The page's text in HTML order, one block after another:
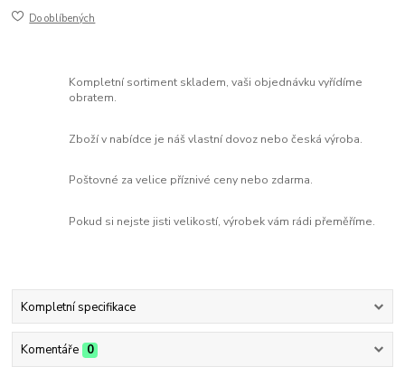
Do oblíbených
Kompletní sortiment skladem, vaši objednávku vyřídíme
obratem.
Zboží v nabídce je náš vlastní dovoz nebo česká výroba.
Poštovné za velice příznivé ceny nebo zdarma.
Pokud si nejste jisti velikostí, výrobek vám rádi přeměříme.
Kompletní specifikace
Komentáře 0